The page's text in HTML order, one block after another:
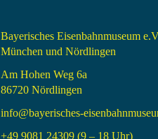
Bayerisches Eisenbahnmuseum
München und Nördlingen
Am Hohen Weg 6a
86720 Nördlingen
info@bayerisches-
+49 9081 24309 (9 – 18 Uhr)